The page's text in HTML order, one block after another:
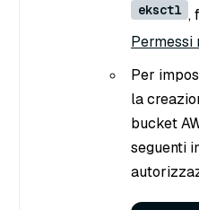
eksctl ,
Permessi
Per
la
bucket
seguenti